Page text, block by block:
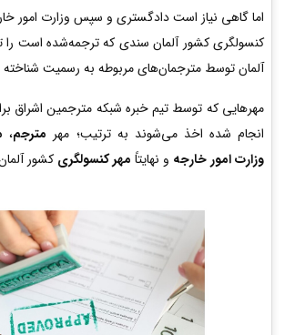
اما گاهی نیاز است دادگستری و سپس وزارت امور
کنسولگری کشور آلمان سندی که ترجمه‌شده است را
آلمان توسط مترجمان‌های مربوطه به رسمیت
مهرهایی که توسط تیم خبره شبکه مترجمین اشراق
انجام شده اخذ می‌شوند به ترتیب؛ مهر مترجم،
وزارت امور خارجه و نهایتاً مهر کنسولگری کشور